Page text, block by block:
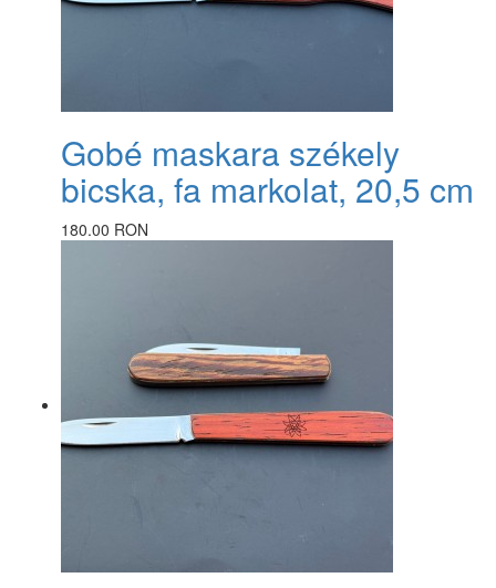
Gobé maskara székely
bicska, fa markolat, 20,5 cm
180.00 RON